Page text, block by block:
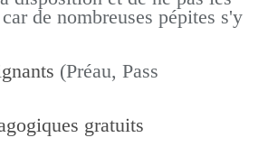
de nombreuses pépites s'y
(Préau, Pass
gratuits